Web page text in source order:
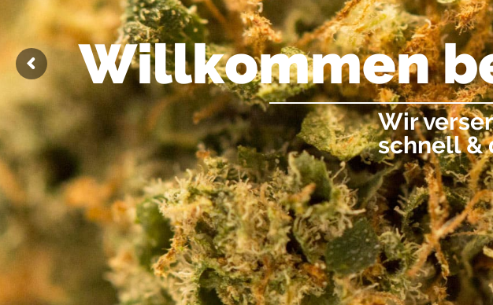
Willkommenb
Wir
schnell &